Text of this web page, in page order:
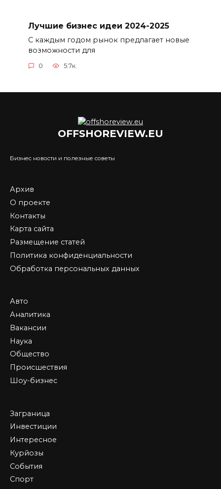
Лучшие бизнес идеи 2024-2025
С каждым годом рынок предлагает новые
возможности для
0 5.7к.
OFFSHOREVIEW.EU
Бизнес новости и полезные советы
Архив
О проекте
Контакты
Карта сайта
Размещение статей
Политика конфиденциальности
Обработка персональных данных
Авто
Аналитика
Вакансии
Наука
Общество
Происшествия
Шоу-бизнес
Заграница
Инвестиции
Интересное
Курйозы
События
Спорт